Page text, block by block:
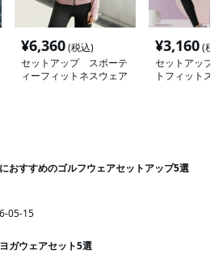
¥6,360(税込)
セットアップ スポーテ
ィーフィットネスウェア
¥3,160(税
セットアップ
トフィットス
おすすめのゴルフウェアセットアップ5選
05-15
ガウェアセット5選